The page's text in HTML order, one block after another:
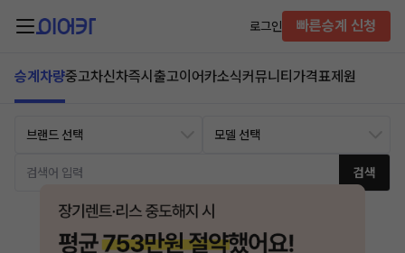
로그인 빠른승계 신청
승계차량중고차신차즉시출고이어카소식커뮤니티 가격표제원
검색